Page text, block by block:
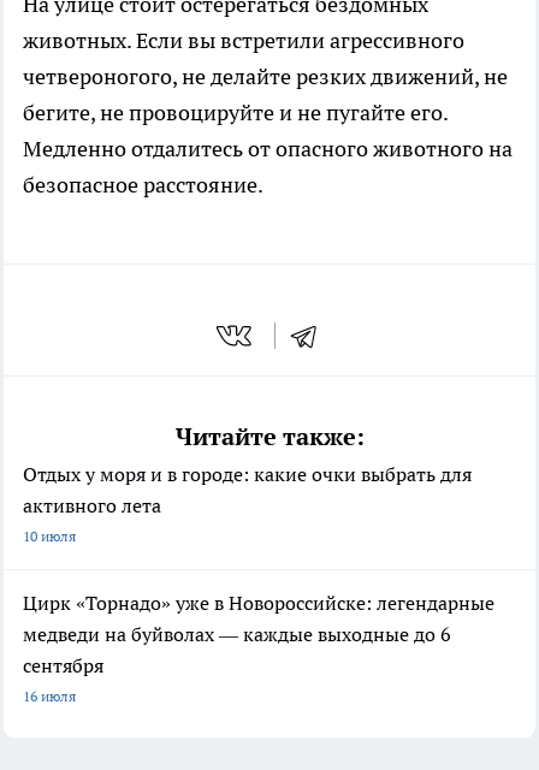
животных. Если вы встретили агрессивного
четвероногого, не делайте резких движений, не
бегите, не провоцируйте и не пугайте его.
Медленно отдалитесь от опасного животного на
безопасное расстояние.
Читайте также:
Отдых у моря и в городе: какие очки выбрать для
активного лета
10 июля
Цирк «Торнадо» уже в Новороссийске: легендарные
медведи на буйволах — каждые выходные до 6
сентября
16 июля